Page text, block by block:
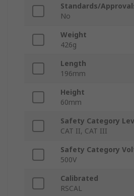
Standards/
No
Weight
426g
Length
196mm
Height
60mm
Safety Category
CAT II, CAT III
Safety Category
500V
Calibrated
RSCAL